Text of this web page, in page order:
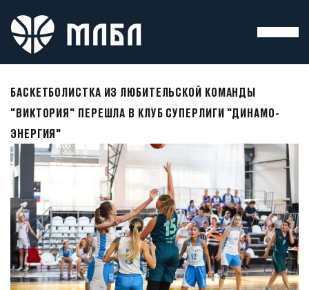
БАСКЕТБОЛИСТКА ИЗ ЛЮБИТЕЛЬСКОЙ КОМАНДЫ
"ВИКТОРИЯ" ПЕРЕШЛА В КЛУБ СУПЕРЛИГИ "ДИНАМО-
ЭНЕРГИЯ"